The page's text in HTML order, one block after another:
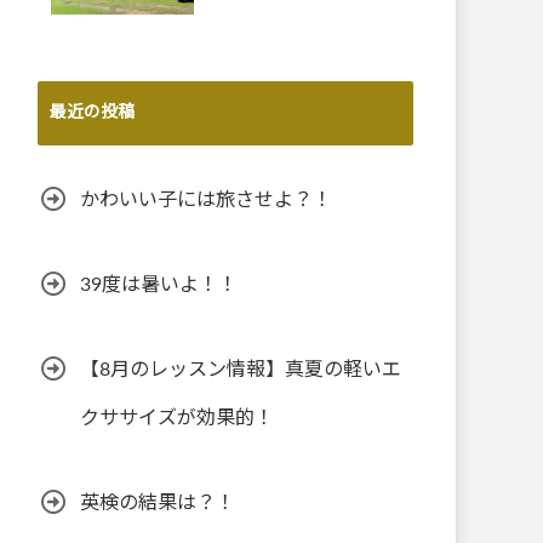
最近の投稿
かわいい子には旅させよ？！
39度は暑いよ！！
【8月のレッスン情報】真夏の軽いエ
クササイズが効果的！
英検の結果は？！